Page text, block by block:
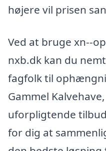
højere vil prisen
Ved at bruge xn--
nxb.dk kan du
fagfolk til
Gammel
uforpligtende
for dig at